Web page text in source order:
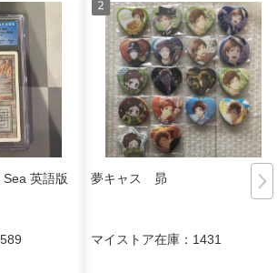
英語版
夢キャス 昴
マイストア在庫： 1431